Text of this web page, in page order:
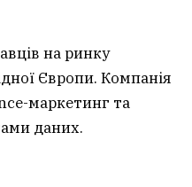
на ринку
Європи. Компанія
маркетинг та
даних.